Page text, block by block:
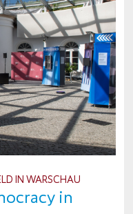
IN WARSCHAU
in